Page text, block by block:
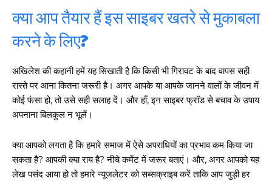
क्या आप तैयार हैं इस साइबर खतरे से मुकाबला
करने के लिए?
अखिलेश की कहानी हमें यह सिखाती है कि किसी भी गिरावट के बाद वापस सही
रास्ते पर आना कितना जरूरी है। अगर आपके या आपके जानने वालों के जीवन में
कोई फंसा हो, तो उसे सही सलाह दें। और हाँ, इन साइबर फ्रॉड से बचाव के उपाय
अपनाना बिलकुल न भूलें।
क्या आपको लगता है कि हमारे समाज में ऐसे अपराधियों का प्रभाव कम किया जा
सकता है? आपकी क्या राय है? नीचे कमेंट में जरूर बताएं। और, अगर आपको यह
लेख पसंद आया हो तो हमारे न्यूजलेटर को सब्सक्राइब करें ताकि आप जुड़ी हर